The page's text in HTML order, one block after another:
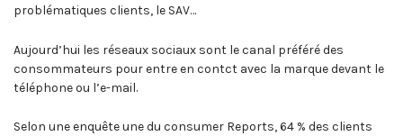
problématiques clients, le SAV…
Aujourd’hui les réseaux sociaux sont le canal préféré des
consommateurs pour entre en contct avec la marque devant le
téléphone ou l’e-mail.
Selon une enquête une du consumer Reports, 64 % des clients